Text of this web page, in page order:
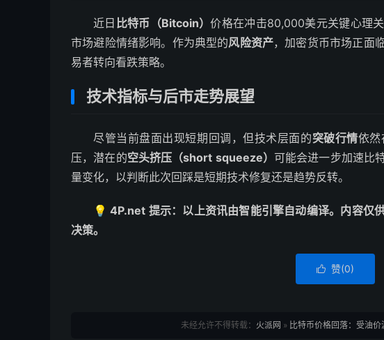
近日 比特币（Bitcoin）价格在冲击80,000美元关键心理
市场避险情绪影响。作为典型的风险资产，加密货币市场正面
易者转向看跌策略。
技术指标与后市走势展望
尽管当前盘面出现短期回调，但技术层面的突破行情依然
压，潜在的空头挤压（short squeeze） 可能会进一步加速比
量变化，以判断此次回踩是短期技术修复还是趋势反转。
💡 4P.net 提示：以上资讯由智能引擎自动编译。内容仅
决策。
 赞(0)
未经允许不得转载： 火派网 » 比特币价格回落：受油